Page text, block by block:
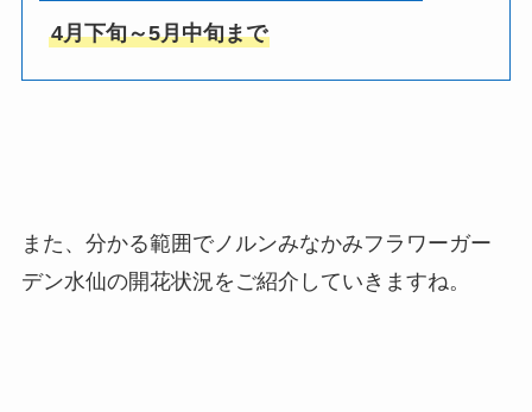
4月下旬～5月中旬まで
また、分かる範囲でノルンみなかみフラワーガー
デン水仙の開花状況をご紹介していきますね。